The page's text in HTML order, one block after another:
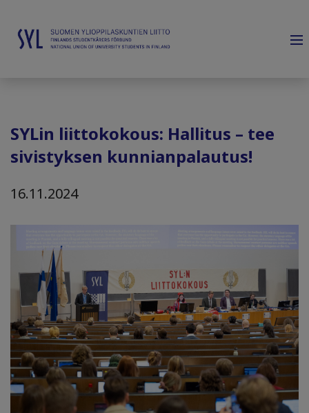
SYLin liittokokous: Hallitus – tee
sivistyksen kunnianpalautus!
16.11.2024